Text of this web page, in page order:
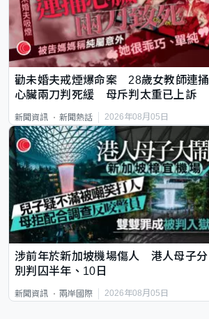
勸未婚夫戒煙爆命案 28歲女教師連捅
心臟兩刀判死緩 母斥判太重已上訴
新聞資訊 新聞熱話 2026年08月05日
涉前年於新加坡機場傷人 港人母子分
別判囚半年、10日
新聞資訊 兩岸國際 2026年08月05日